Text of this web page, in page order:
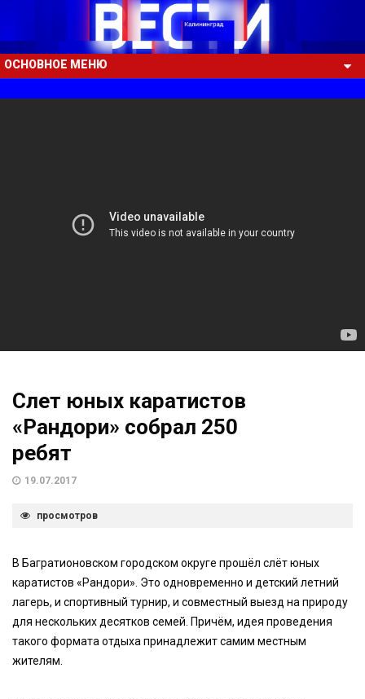
ОСНОВНОЕ МЕНЮ
Слет юных каратистов
«Рандори» собрал 250
ребят
19.07.2017
просмотров
В Багратионовском городском округе прошёл слёт юных
каратистов «Рандори». Это одновременно и детский летний
лагерь, и спортивный турнир, и совместный выезд на природу
для нескольких десятков семей. Причём, идея проведения
такого формата отдыха принадлежит самим местным
жителям.